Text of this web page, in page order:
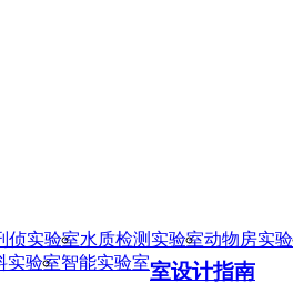
侦实验室水质检测实验室动物房实
实验室智能实验室室设计指南